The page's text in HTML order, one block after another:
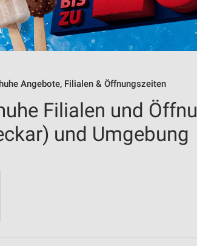
Angebote, Filialen & Öffnungszeiten
Filialen und
und Umgebung